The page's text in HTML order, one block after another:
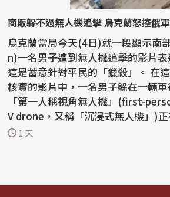
商販躲不過無人機追擊 烏克蘭怒控俄
烏克蘭當局今天(4日)就一段顯示南
n)一名男子遭到無人機追擊的影片
這是蓄意針對平民的「獵殺」。 在這段法新社無法立即
核實的影片中，一名男子躲在一輛
「第一人稱視角無人機」(first-
V drone，又稱「沉浸式無人機」)
爆...1 天